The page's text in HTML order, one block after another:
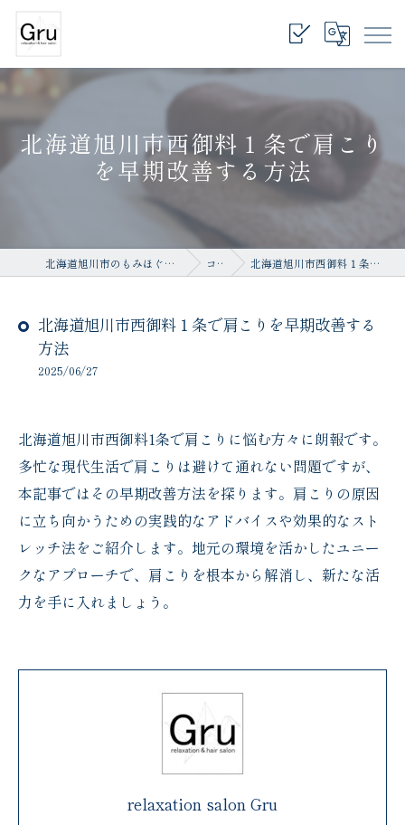
北海道旭川市西御料１条で肩こり
を早期改善する方法
北海道旭川市のもみほぐしならrelaxation salon Gru コラム 北海道旭川市西御料１条で肩こりを早期改善する方法
北海道旭川市西御料１条で肩こりを早期改善する
方法
2025/06/27
北海道旭川市西御料1条で肩こりに悩む方々に朗報です。
多忙な現代生活で肩こりは避けて通れない問題ですが、
本記事ではその早期改善方法を探ります。肩こりの原因
に立ち向かうための実践的なアドバイスや効果的なスト
レッチ法をご紹介します。地元の環境を活かしたユニー
クなアプローチで、肩こりを根本から解消し、新たな活
力を手に入れましょう。
relaxation salon Gru